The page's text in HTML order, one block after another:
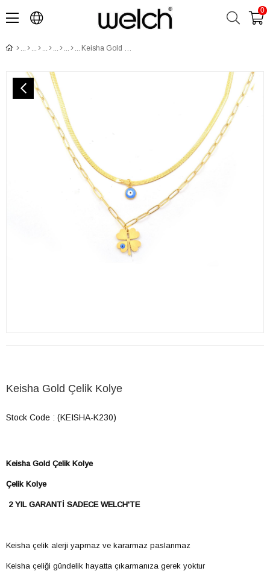
0
Keisha Gold Çelik Kolye
Keisha Gold Çelik Kolye
Stock Code (KEISHA-K230)
Keisha Gold Çelik Kolye
Çelik Kolye
2 YIL GARANTİ SADECE WELCH'TE
Keisha çelik alerji yapmaz ve kararmaz paslanmaz
Keisha çeliği gündelik hayatta çıkarmanıza gerek yoktur